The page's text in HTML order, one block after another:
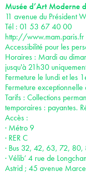
Musée d’Art Moderne
11 avenue du Président
Tél : 01 53 67 40 00
http://www.mam.paris.fr
Accessibilité pour les
Horaires : Mardi au
jusqu'à 21h30
Fermeture le lundi et les
Fermeture
Tarifs : Collections
temporaires : payantes.
Accès :
· Métro 9
· RER C
· Bus 32, 42, 63, 72, 80,
· Vélib’ 4 rue de
Astrid ; 45 avenue